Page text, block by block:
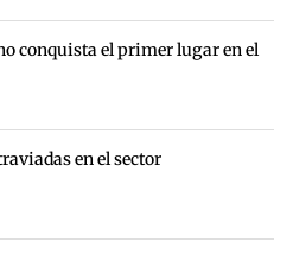
conquista el primer lugar en el
en el sector